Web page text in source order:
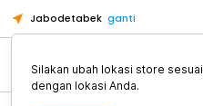
Jabodetabek ganti
Alat Kopi
Silakan ubah lokasi store sesuai
dengan lokasi Anda.